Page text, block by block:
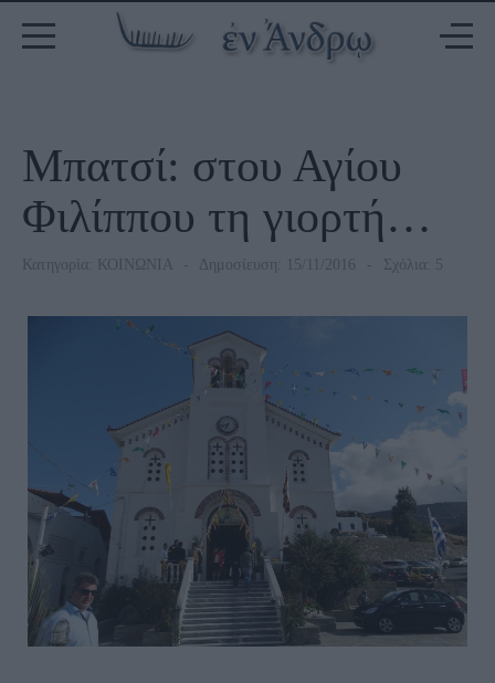
Μπατσί: στου Αγίου
Φιλίππου τη γιορτή…
Κατηγορία: ΚΟΙΝΩΝΙΑ Δημοσίευση: 15/11/2016 Σχόλια: 5